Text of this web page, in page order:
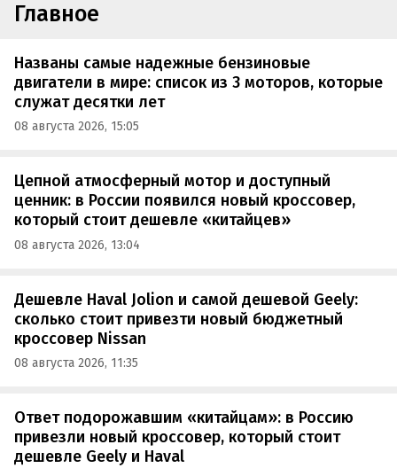
Главное
Названы самые надежные бензиновые
двигатели в мире: список из 3 моторов, которые
служат десятки лет
08 августа 2026, 15:05
Цепной атмосферный мотор и доступный
ценник: в России появился новый кроссовер,
который стоит дешевле «китайцев»
08 августа 2026, 13:04
Дешевле Haval Jolion и самой дешевой Geely:
сколько стоит привезти новый бюджетный
кроссовер Nissan
08 августа 2026, 11:35
Ответ подорожавшим «китайцам»: в Россию
привезли новый кроссовер, который стоит
дешевле Geely и Haval